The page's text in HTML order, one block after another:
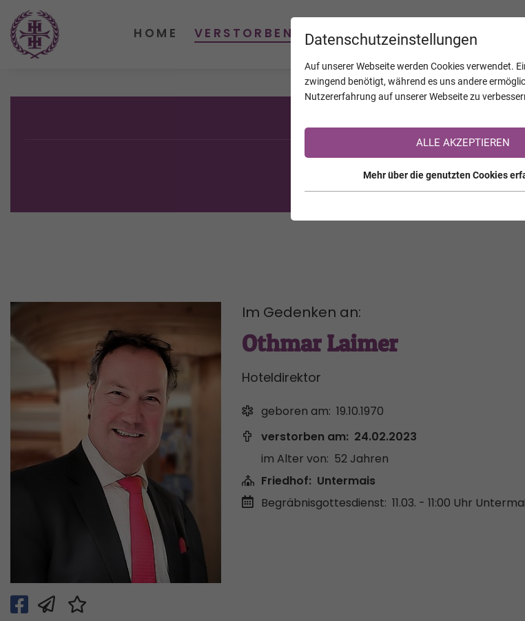
Sie sind noch nicht auf
>> zur kostenlosen
Im Gedenken an:
Othmar Laimer
Hoteldirektor
geboren am: 19.10.1970
verstorben am: 24.02.2023
im Alter von: 52 Jahren
Friedhof: Untermais
Begräbnisgottesdienst: 11.03. - 11:00 Uhr
Datenschutzeinstellungen
Auf unserer Webseite werden Cookies verwendet.
zwingend benötigt, während es uns andere
Nutzererfahrung auf unserer Webseite zu
ALLE AKZEPTIEREN
Mehr über die genutzten Cookies
HOME VERSTORBENE KALENDER JAHRESTAGE